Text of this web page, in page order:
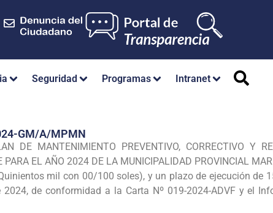
Seguridad Programas Intranet
GM/A/MPMN
DE MANTENIMIENTO PREVENTIVO, CORRECTIVO Y
EL AÑO 2024 DE LA MUNICIPALIDAD PROVINCIAL
mil con 00/100 soles), y un plazo de ejecución de
de conformidad a la Carta Nº 019-2024-ADVF y el